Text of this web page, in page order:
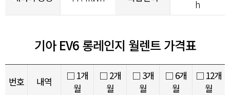
h
기아 EV6 롱레인지 월렌트 가격표
번호 내역
□ 1개
월
□ 2개
월
□ 3개
월
□ 6개
월
□ 12개
월